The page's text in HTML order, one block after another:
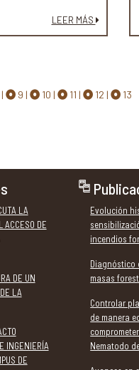
sus casas y un paisaje
vez más expuesto a
LEER MÁS
9 10 11 12 13
LA
ACCESO DE
DE UN
LA
INGENIERÍA
DE
Evolución
incendios
Diagnóstico
masas
Controlar
de manera
Nematodo